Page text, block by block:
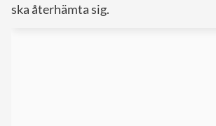
ska återhämta sig.